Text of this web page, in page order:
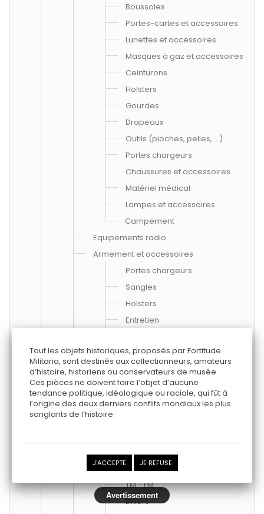
Boussoles
Portes-cartes et accessoires
Lunettes et accessoires
Masques à gaz et accessoires
Ceinturons
Holsters
Gourdes
Drapeaux
Outils (pioches, pelles, ...)
Portes chargeurs
Chaussures et accessoires
Matériel médical
Lampes et accessoires
Campement
Equipements radio
Armement et accessoires
Portes chargeurs
Sangles
Holsters
Entretien
Etuis et containers
Matériel de démolition
Pièces d'armes
Documents
Journeaux
Phrase Book
TM - FM
Divers
Tout les objets historiques, proposés par Fortitude
Militaria, sont destinés aux collectionneurs, amateurs
d’histoire, historiens ou conservateurs de musée.
Ces pièces ne doivent faire l’objet d’aucune
tendance politique, idéologique ou raciale, qui fût à
l’origine des deux derniers conflits mondiaux les plus
sanglants de l’histoire.
J'ACCEPTE JE REFUSE
Avertissement